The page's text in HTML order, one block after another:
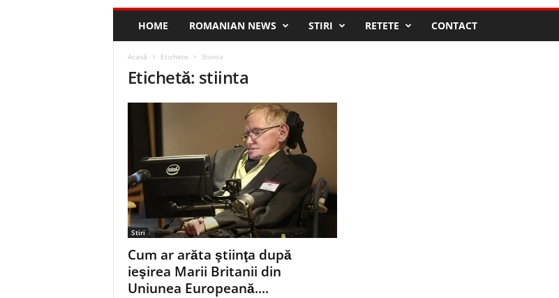
HOME ROMANIAN NEWS STIRI RETETE CONTACT
Acasă Etichete Stiinta
Etichetă: stiinta
Stiri
Cum ar arăta ştiinţa după
ieşirea Marii Britanii din
Uniunea Europeană....